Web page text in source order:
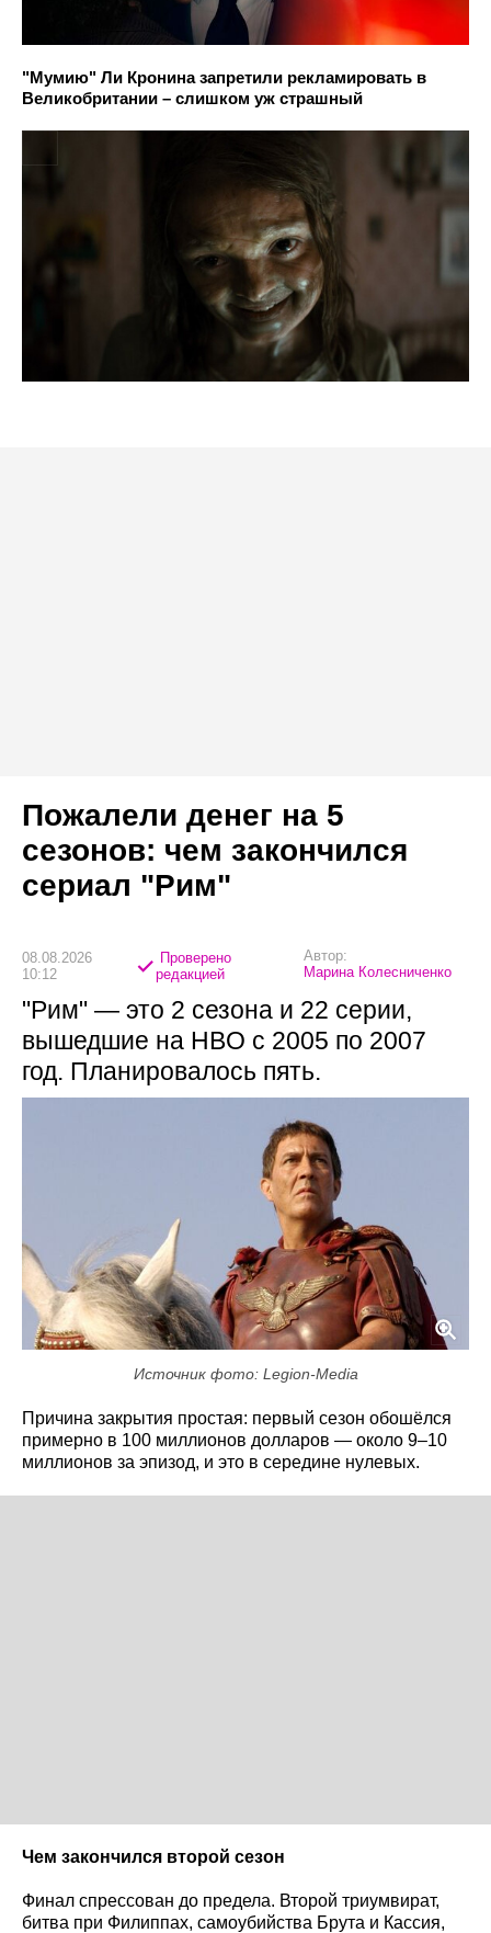
"Мумию" Ли Кронина запретили рекламировать в
Великобритании – слишком уж страшный
Пожалели денег на 5
сезонов: чем закончился
сериал "Рим"
08.08.2026
10:12
Проверено
редакцией
Автор:
Марина Колесниченко
"Рим" — это 2 сезона и 22 серии,
вышедшие на HBO с 2005 по 2007
год. Планировалось пять.
Источник фото: Legion-Media
Причина закрытия простая: первый сезон обошёлся
примерно в 100 миллионов долларов — около 9–10
миллионов за эпизод, и это в середине нулевых.
Чем закончился второй сезон
Финал спрессован до предела. Второй триумвират,
битва при Филиппах, самоубийства Брута и Кассия,